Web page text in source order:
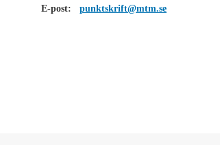
E-post:
punktskrift@mtm.se